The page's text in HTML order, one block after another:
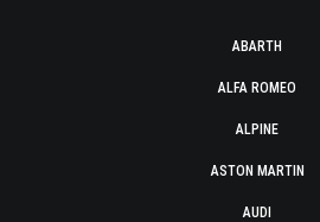
ABARTH
ALFA ROMEO
ALPINE
ASTON MARTIN
AUDI